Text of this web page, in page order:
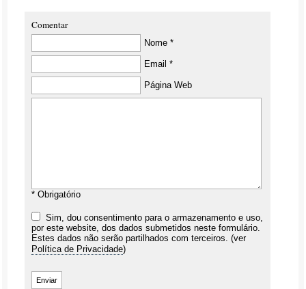
Comentar
Nome *
Email *
Página Web
* Obrigatório
Sim, dou consentimento para o armazenamento e uso,
por este website, dos dados submetidos neste formulário.
Estes dados não serão partilhados com terceiros. (ver
Política de Privacidade)